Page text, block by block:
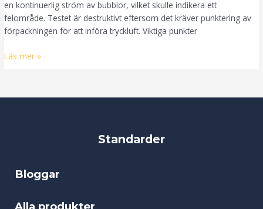
en kontinuerlig ström av bubblor, vilket skulle indikera ett
felområde. Testet är destruktivt eftersom det kräver punktering av
förpackningen för att införa tryckluft. Viktiga punkter
Läs mer »
Standarder
Bloggar